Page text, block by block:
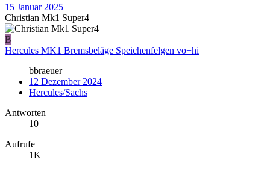
15 Januar 2025
Christian Mk1 Super4
B
Hercules MK1 Bremsbeläge Speichenfelgen vo+hi
bbraeuer
12 Dezember 2024
Hercules/Sachs
Antworten
10
Aufrufe
1K